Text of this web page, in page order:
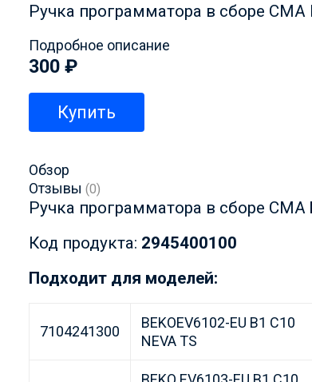
Ручка программатора в сборе
Подробное описание
300 ₽
Купить
Обзор
Отзывы (0)
Ручка программатора в сборе СМА
Код продукта: 2945400100
Подходит для моделей:
7104241300
BEKOEV6102-EU B1 C10
NEVA TS